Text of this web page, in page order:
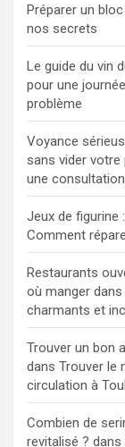
Préparer un
nos secrets
Le guide du vin
pour une
problème
Voyance
sans vider votre
une
Jeux de
Comment
Restaurants
où manger dans
charmants et
Trouver un bon
dans Trouver le
circulation à
Combien de
revitalisé ? dans